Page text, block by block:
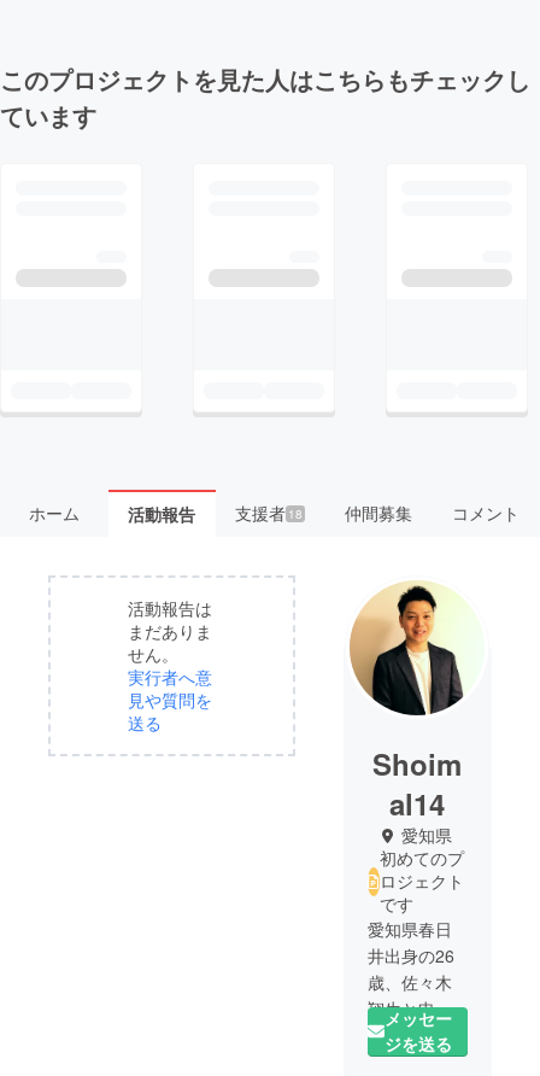
このプロジェクトを見た人はこちらもチェックし
ています
ホーム 活動報告 支援者 18 仲間募集 コメント
活動報告は
まだありま
せん。
実行者へ意
見や質問を
送る
Shoim
al14
愛知県
初めてのプ
ロジェクト
です
愛知県春日
井出身の26
歳、佐々木
翔生と申し
ます。
今回、コロ
メッセー
ジを送る